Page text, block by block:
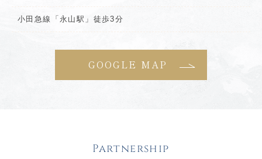
小田急線「永山駅」徒歩3分
GOOGLE MAP
Partnership